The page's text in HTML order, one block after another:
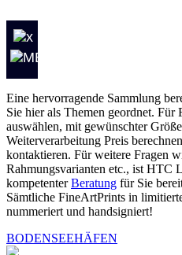
Eine hervorragende Sammlung
Sie hier als Themen geordnet.
auswählen, mit gewünschter
Weiterverarbeitung Preis
kontaktieren. Für weitere Fragen
Rahmungsvarianten etc., ist HTC
kompetenterBeratung für Sie
Sämtliche FineArtPrints in
nummeriert und handsigniert!
BODENSEEHÄFEN